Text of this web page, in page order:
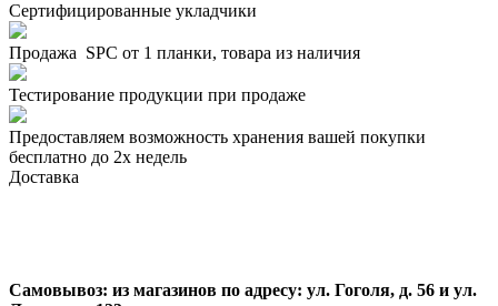
Сертифицированные укладчики
Продажа SPC от 1 планки, товара из наличия
Тестирование продукции при продаже
Предоставляем возможность хранения вашей покупки
бесплатно до 2х недель
Доставка
Самовывоз: из магазинов по адресу: ул. Гоголя, д. 56 и ул.